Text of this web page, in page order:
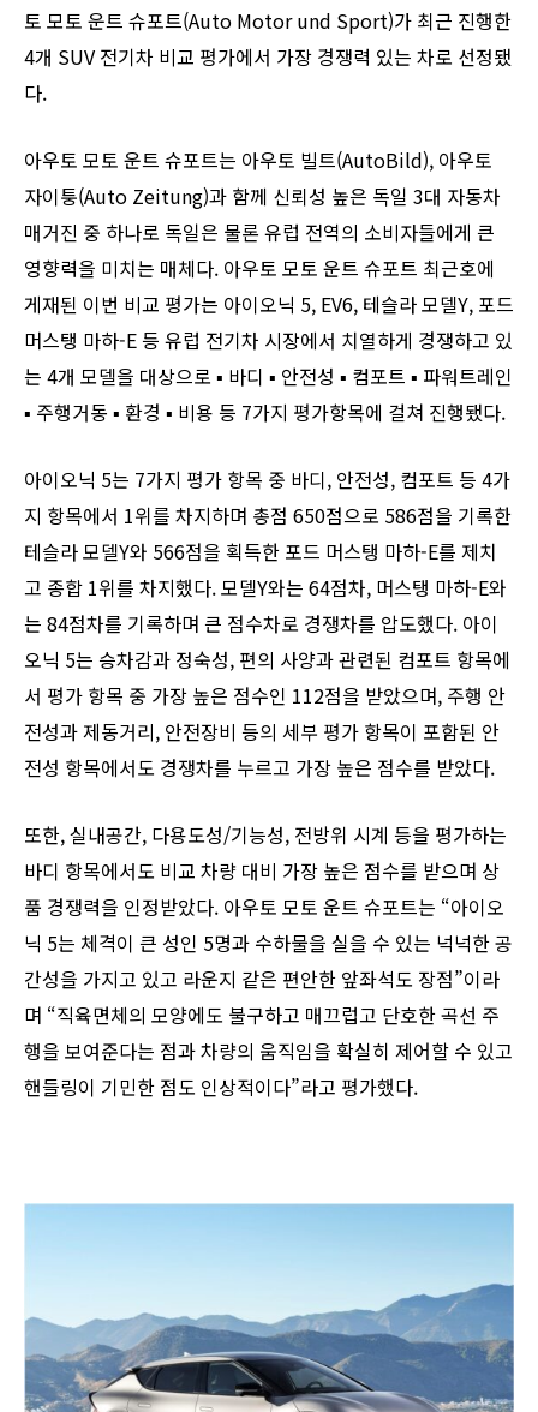
토 모토 운트 슈포트(Auto Motor und Sport)가 최근 진행한
4개 SUV 전기차 비교 평가에서 가장 경쟁력 있는 차로 선정됐
다.
아우토 모토 운트 슈포트는 아우토 빌트(AutoBild), 아우토
자이퉁(Auto Zeitung)과 함께 신뢰성 높은 독일 3대 자동차
매거진 중 하나로 독일은 물론 유럽 전역의 소비자들에게 큰
영향력을 미치는 매체다. 아우토 모토 운트 슈포트 최근호에
게재된 이번 비교 평가는 아이오닉 5, EV6, 테슬라 모델Y, 포드
머스탱 마하-E 등 유럽 전기차 시장에서 치열하게 경쟁하고 있
는 4개 모델을 대상으로 ▪︎ 바디 ▪︎ 안전성 ▪︎ 컴포트 ▪︎ 파워트레인
▪︎ 주행거동 ▪︎ 환경 ▪︎ 비용 등 7가지 평가항목에 걸쳐 진행됐다.
아이오닉 5는 7가지 평가 항목 중 바디, 안전성, 컴포트 등 4가
지 항목에서 1위를 차지하며 총점 650점으로 586점을 기록한
테슬라 모델Y와 566점을 획득한 포드 머스탱 마하-E를 제치
고 종합 1위를 차지했다. 모델Y와는 64점차, 머스탱 마하-E와
는 84점차를 기록하며 큰 점수차로 경쟁차를 압도했다. 아이
오닉 5는 승차감과 정숙성, 편의 사양과 관련된 컴포트 항목에
서 평가 항목 중 가장 높은 점수인 112점을 받았으며, 주행 안
전성과 제동거리, 안전장비 등의 세부 평가 항목이 포함된 안
전성 항목에서도 경쟁차를 누르고 가장 높은 점수를 받았다.
또한, 실내공간, 다용도성/기능성, 전방위 시계 등을 평가하는
바디 항목에서도 비교 차량 대비 가장 높은 점수를 받으며 상
품 경쟁력을 인정받았다. 아우토 모토 운트 슈포트는 “아이오
닉 5는 체격이 큰 성인 5명과 수하물을 실을 수 있는 넉넉한 공
간성을 가지고 있고 라운지 같은 편안한 앞좌석도 장점”이라
며 “직육면체의 모양에도 불구하고 매끄럽고 단호한 곡선 주
행을 보여준다는 점과 차량의 움직임을 확실히 제어할 수 있고
핸들링이 기민한 점도 인상적이다”라고 평가했다.